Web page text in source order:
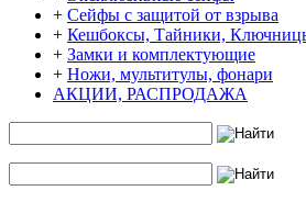
+ Сейфы с защитой от взрыва
+ Кешбоксы, Тайники,
+ Замки и комплектующие
+ Ножи, мультитулы, фонари
АКЦИИ, РАСПРОДАЖА